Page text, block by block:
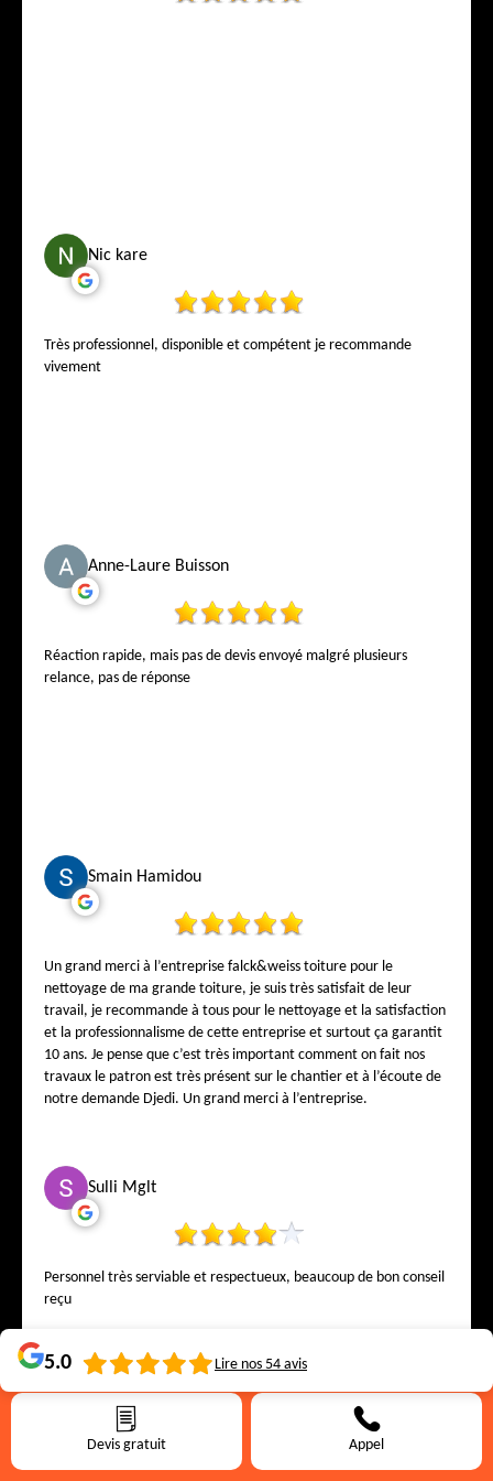
Devis gratuit Appel
Nic kare
Très professionnel, disponible et compétent je recommande
vivement
Anne-Laure Buisson
Réaction rapide, mais pas de devis envoyé malgré plusieurs
relance, pas de réponse
Smain Hamidou
Un grand merci à l’entreprise falck&weiss toiture pour le
nettoyage de ma grande toiture, je suis très satisfait de leur
travail, je recommande à tous pour le nettoyage et la satisfaction
et la professionnalisme de cette entreprise et surtout ça garantit
10 ans. Je pense que c’est très important comment on fait nos
travaux le patron est très présent sur le chantier et à l’écoute de
notre demande Djedi. Un grand merci à l’entreprise.
Sulli Mglt
Personnel très serviable et respectueux, beaucoup de bon conseil
reçu
5.0 Lire nos 54 avis